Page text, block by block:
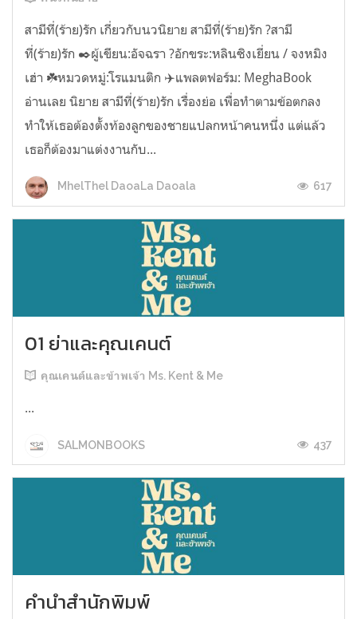
สามีที่(ร้าย)รัก เกี่ยวกับนวนิยาย สามีที่(ร้าย)รัก ?สามี
ที่(ร้าย)รัก ✒️ผู้เขียน:อัจฉรา ?อักขระ:หลินซิงเยี่ยน / จงหมิง
เฮ่า ☘️หมวดหมู่:โรแมนติก ✈️แพลตฟอร์ม: MeghaBook
อ่านเลย นิยาย สามีที่(ร้าย)รัก เรื่องย่อ เพื่อทำตามข้อตกลง
ทำให้เธอต้องตั้งท้องลูกของชายแปลกหน้าคนหนึ่ง แต่แล้ว
เธอก็ต้องมาแต่งงานกับ...
MhelThel DaoaLa Daoala 617
01 ย่าและคุณเคนต์
คุณเคนต์และข้าพเจ้า Ms. Kent & Me
...
SALMONBOOKS 437
คำนำสำนักพิมพ์